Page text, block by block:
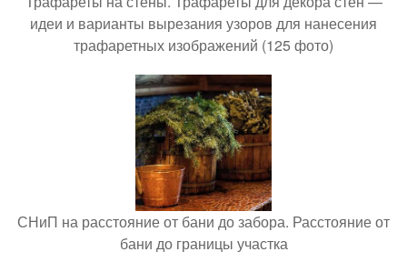
идеи и варианты вырезания узоров для нанесения
трафаретных изображений (125 фото)
СНиП на расстояние от бани до забора. Расстояние от
бани до границы участка